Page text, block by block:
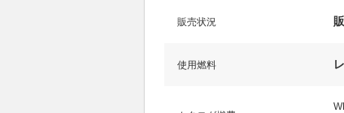
販売状況
使用燃料